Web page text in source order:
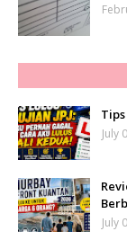
Tips
July
July